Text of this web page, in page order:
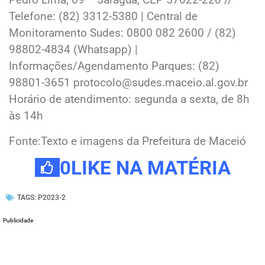
Telefone: (82) 3312-5380 | Central de
Monitoramento Sudes: 0800 082 2600 / (82)
98802-4834 (Whatsapp) |
Informações/Agendamento Parques: (82)
98801-3651 protocolo@sudes.maceio.al.gov.br
Horário de atendimento: segunda a sexta, de 8h
às 14h
Fonte:Texto e imagens da Prefeitura de Maceió
0LIKE NA MATÉRIA
TAGS: P2023-2
Publicidade